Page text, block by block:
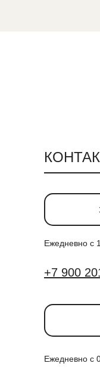
Ежедневно с
Ежедневно с
+7 900